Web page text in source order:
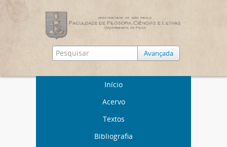
Avançada
Início
Acervo
Textos
Bibliografia